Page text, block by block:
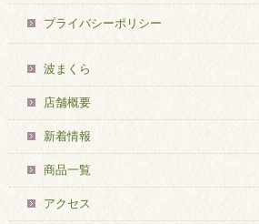
プライバシーポリシー
波まくら
店舗概要
新着情報
商品一覧
アクセス